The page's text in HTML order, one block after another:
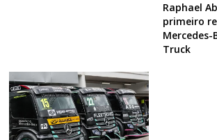
Raphael
primeiro
Mercedes-
Truck